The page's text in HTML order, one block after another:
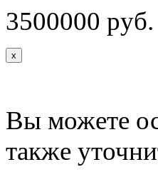
3500000 руб.
x
Вы можете
также